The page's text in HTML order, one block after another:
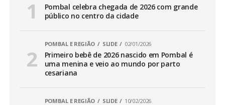
Pombal celebra chegada de 2026 com grande
público no centro da cidade
POMBAL E REGIÃO SLIDE 02/01/2026
Primeiro bebê de 2026 nascido em Pombal é
uma menina e veio ao mundo por parto
cesariana
POMBAL E REGIÃO SLIDE 10/02/2026